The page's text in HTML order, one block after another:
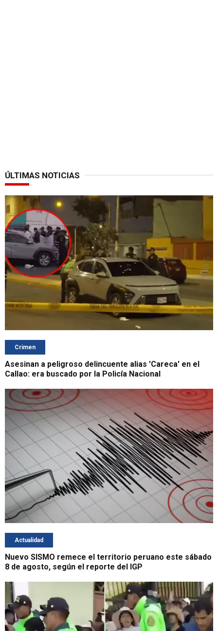
ÚLTIMAS NOTICIAS
Crimen
Asesinan a peligroso delincuente alias 'Careca' en el
Callao: era buscado por la Policía Nacional
Actualidad
Nuevo SISMO remece el territorio peruano este sábado
8 de agosto, según el reporte del IGP